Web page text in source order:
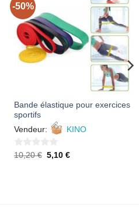
-50%
AJOUTER
À MES
FAVORIS
Bande élastique pour exercices
sportifs
Vendeur:
KINO
0
10,20€ Le
5,10 €Le